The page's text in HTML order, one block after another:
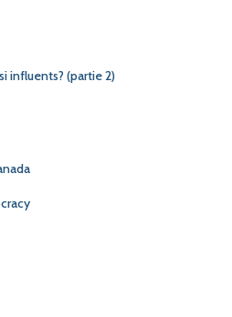
influents? (partie 2)